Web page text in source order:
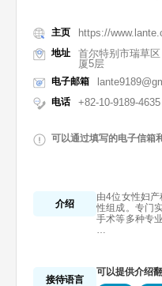
主页 https://
地址
首尔特别市瑞草
厦5层
电子邮箱
电话 +82-10-9189-4635
可以通过填写的电子信箱
介绍
由4位女性妇
性组成。专门
手术等多种专
除妇产科诊疗
充等多种治疗
接待语言
可以提供介绍